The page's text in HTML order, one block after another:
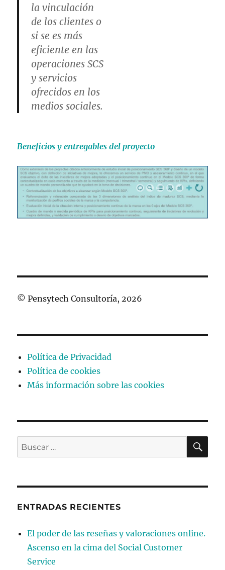
la vinculación
de los clientes o
si se es más
eficiente en las
operaciones SCS
y servicios
ofrecidos en los
medios sociales.
Beneficios y entregables del proyecto
© Pensytech Consultoría, 2026
Política de Privacidad
Política de cookies
Más información sobre las cookies
Buscar
por:
ENTRADAS RECIENTES
El poder de las reseñas y valoraciones online.
Ascenso en la cima del Social Customer
Service